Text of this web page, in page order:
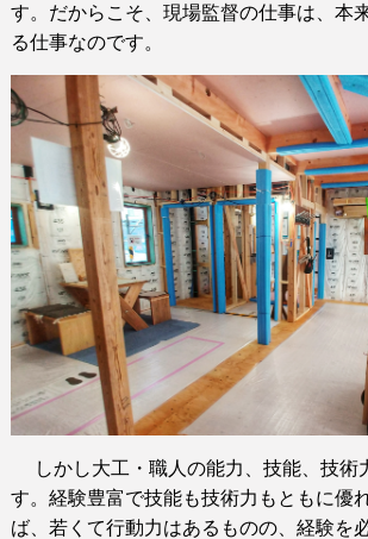
す。だからこそ、現場監督の仕事は、本
る仕事なのです。
しかし大工・職人の能力、技能、技術
す。経験豊富で技能も技術力もともに優
ば、若くて行動力はあるものの、経験を